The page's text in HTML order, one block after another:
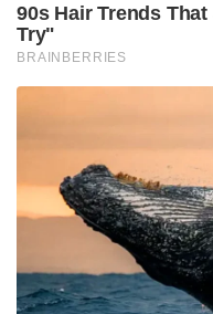
90s Hair Trends
Try"
BRAINBERRIES